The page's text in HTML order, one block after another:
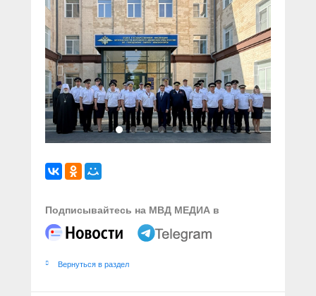
Подписывайтесь на МВД МЕДИА в
Вернуться в раздел